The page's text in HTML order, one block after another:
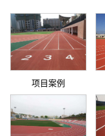
项目案例